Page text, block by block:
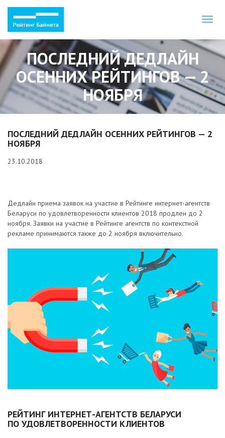
ПОСЛЕДНИЙ ДЕДЛАЙН
ОСЕННИХ РЕЙТИНГОВ — 2
НОЯБРЯ
ПОСЛЕДНИЙ ДЕДЛАЙН ОСЕННИХ РЕЙТИНГОВ — 2
НОЯБРЯ
23.10.2018
Дедлайн приема заявок на участие в Рейтинге интернет-агентств
Беларуси по удовлетворенности клиентов 2018 продлен до 2
ноября. Заявки на участие в Рейтинге агентств по контекстной
рекламе принимаются также до 2 ноября включительно.
РЕЙТИНГ ИНТЕРНЕТ-АГЕНТСТВ БЕЛАРУСИ
ПО УДОВЛЕТВОРЕННОСТИ КЛИЕНТОВ